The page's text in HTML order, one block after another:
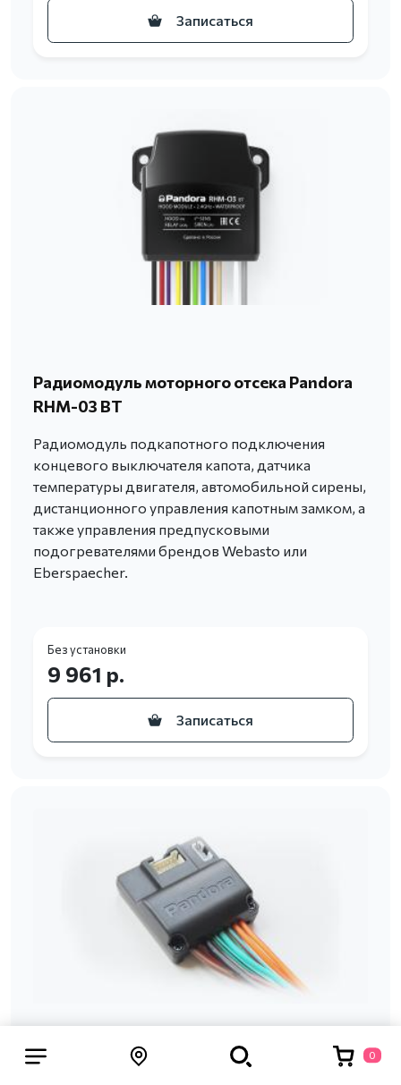
Записаться
Радиомодуль моторного отсека Pandora
RHM-03 BT
Радиомодуль подкапотного подключения
концевого выключателя капота, датчика
температуры двигателя, автомобильной сирены,
дистанционного управления капотным замком, а
также управления предпусковыми
подогревателями брендов Webasto или
Eberspaecher.
Без установки
9 961 р.
Записаться
0